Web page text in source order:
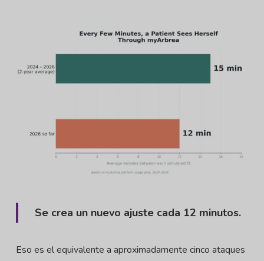
Se crea un nuevo ajuste cada 12 minutos.
Eso es el equivalente a aproximadamente cinco ataques